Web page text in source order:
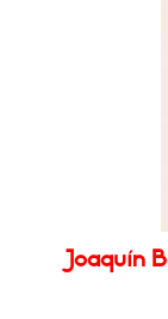
Joaquín